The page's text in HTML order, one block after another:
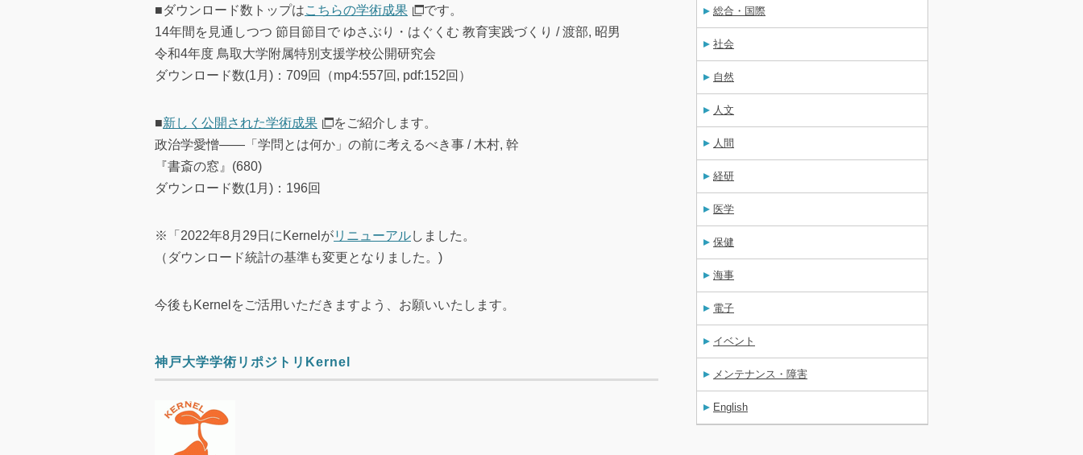
■ダウンロード数トップはこちらの学術成果
です。
14年間を見通しつつ 節目節目で ゆさぶり・はぐくむ 教育実践づくり / 渡部, 昭男
令和4年度 鳥取大学附属特別支援学校公開研究会
ダウンロード数(1月)：709回（mp4:557回, pdf:152回）
■新しく公開された学術成果
をご紹介します。
政治学愛憎――「学問とは何か」の前に考えるべき事 / 木村, 幹
『書斎の窓』(680)
ダウンロード数(1月)：196回
※「2022年8月29日にKernelがリニューアルしました。
（ダウンロード統計の基準も変更となりました。)
今後もKernelをご活用いただきますよう、お願いいたします。
神戸大学学術リポジトリKernel
総合・国際
社会
自然
人文
人間
経研
医学
保健
海事
電子
イベント
メンテナンス・障害
English